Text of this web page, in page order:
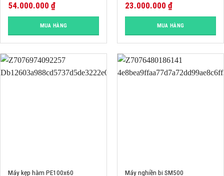
54.000.000 ₫
MUA HÀNG
23.000.000 ₫
MUA HÀNG
Máy kẹp hàm PE100x60 Máy nghiền bi SM500